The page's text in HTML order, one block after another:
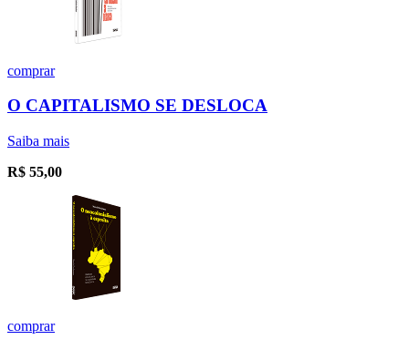
comprar
O CAPITALISMO SE DESLOCA
Saiba mais
R$ 55,00
comprar